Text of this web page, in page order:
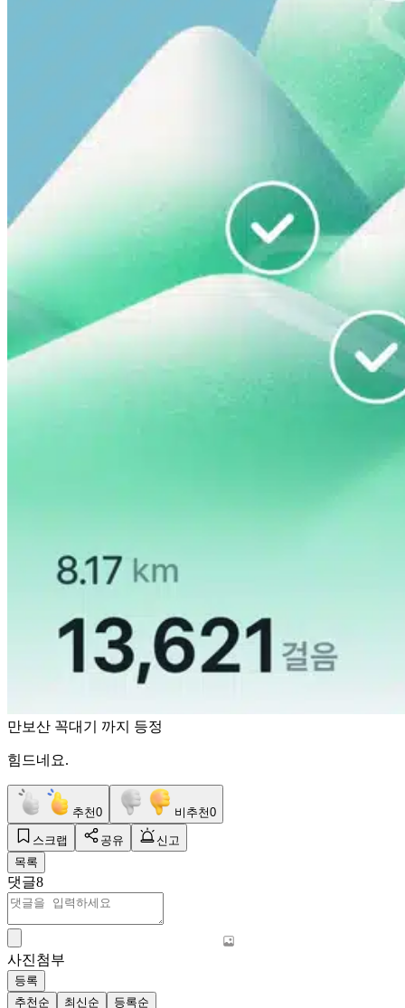
만보산 꼭대기 까지 등정
힘드네요.
추천0 비추천0
스크랩 공유
신고
목록
댓글8
사진첨부
등록
추천순
최신순 등록순